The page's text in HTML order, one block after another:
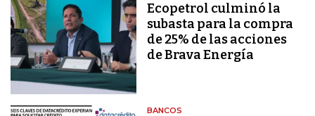
Ecopetrol culminó la
subasta para la compra
de 25% de las acciones
de Brava Energía
BANCOS